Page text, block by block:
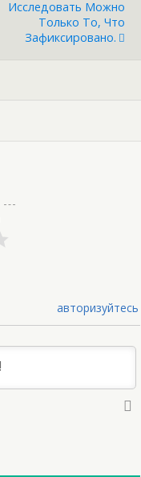
Исследовать Можно
Только То, Что
Зафиксировано.
авторизуйтесь